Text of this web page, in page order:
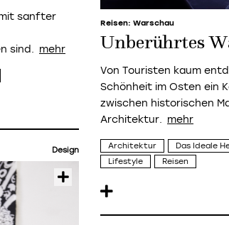
sanfter
sind.
Reisen: Warschau
Unberührtes
Von Touristen kaum
Schönheit im Osten ein
zwischen historischen
Architektur.
Architektur Das Ideale
Lifestyle
Reisen
Design